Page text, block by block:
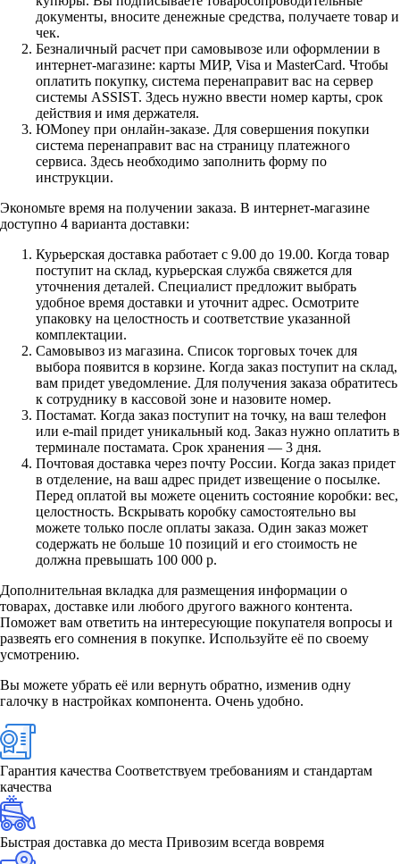
документы, вносите денежные средства, получаете товар и
чек.
Безналичный расчет при самовывозе или оформлении в
интернет-магазине: карты МИР, Visa и MasterCard. Чтобы
оплатить покупку, система перенаправит вас на сервер
системы ASSIST. Здесь нужно ввести номер карты, срок
действия и имя держателя.
ЮMoney при онлайн-заказе. Для совершения покупки
система перенаправит вас на страницу платежного
сервиса. Здесь необходимо заполнить форму по
инструкции.
Экономьте время на получении заказа. В интернет-магазине
доступно 4 варианта доставки:
Курьерская доставка работает с 9.00 до 19.00. Когда товар
поступит на склад, курьерская служба свяжется для
уточнения деталей. Специалист предложит выбрать
удобное время доставки и уточнит адрес. Осмотрите
упаковку на целостность и соответствие указанной
комплектации.
Самовывоз из магазина. Список торговых точек для
выбора появится в корзине. Когда заказ поступит на склад,
вам придет уведомление. Для получения заказа обратитесь
к сотруднику в кассовой зоне и назовите номер.
Постамат. Когда заказ поступит на точку, на ваш телефон
или e-mail придет уникальный код. Заказ нужно оплатить в
терминале постамата. Срок хранения — 3 дня.
Почтовая доставка через почту России. Когда заказ придет
в отделение, на ваш адрес придет извещение о посылке.
Перед оплатой вы можете оценить состояние коробки: вес,
целостность. Вскрывать коробку самостоятельно вы
можете только после оплаты заказа. Один заказ может
содержать не больше 10 позиций и его стоимость не
должна превышать 100 000 р.
Дополнительная вкладка для размещения информации о
товарах, доставке или любого другого важного контента.
Поможет вам ответить на интересующие покупателя вопросы и
развеять его сомнения в покупке. Используйте её по своему
усмотрению.
Вы можете убрать её или вернуть обратно, изменив одну
галочку в настройках компонента. Очень удобно.
Гарантия качества Соответствуем требованиям и стандартам
качества
Быстрая доставка до места Привозим всегда вовремя